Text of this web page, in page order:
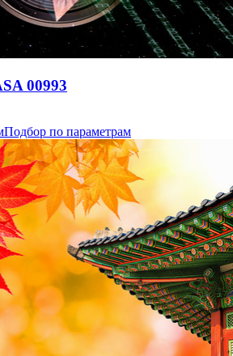
00993
Подбор по параметрам